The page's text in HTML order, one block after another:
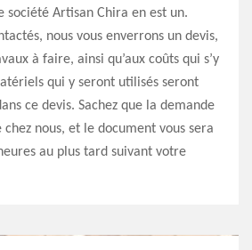
société Artisan Chira en est un.
nous vous enverrons un devis,
à faire, ainsi qu’aux coûts qui s’y
qui y seront utilisés seront
ce devis. Sachez que la demande
nous, et le document vous sera
au plus tard suivant votre